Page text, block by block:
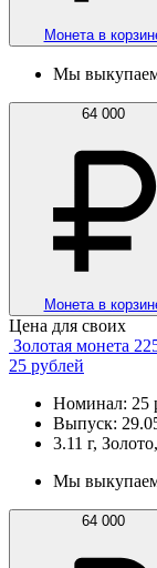
Монета в
Мы
64 000
Монета в
Цена для своих
Золотая монета
25 рублей
Номинал: 25
Выпуск:
3.11 г,
Мы
64 000